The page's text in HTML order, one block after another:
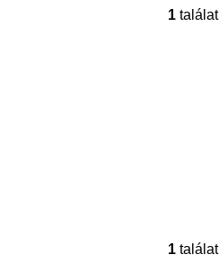
1 találat
1 találat